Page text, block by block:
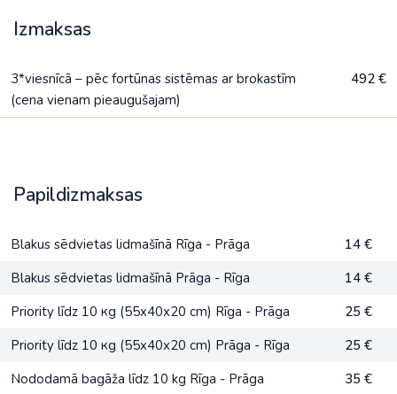
Izmaksas
3*viesnīcā – pēc fortūnas sistēmas ar brokastīm
(cena vienam pieaugušajam)
492 €
Papildizmaksas
Blakus sēdvietas lidmašīnā Rīga - Prāga
14 €
Blakus sēdvietas lidmašīnā Prāga - Rīga
14 €
Priority līdz 10 кg (55x40x20 cm) Rīga - Prāga
25 €
Priority līdz 10 кg (55x40x20 cm) Prāga - Rīga
25 €
Nododamā bagāža līdz 10 kg Rīga - Prāga
35 €